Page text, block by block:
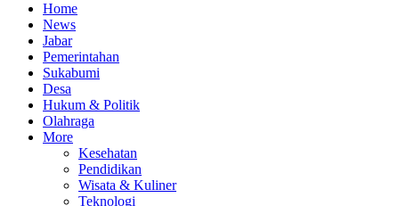
Home
News
Jabar
Pemerintahan
Sukabumi
Desa
Hukum & Politik
Olahraga
More
Kesehatan
Pendidikan
Wisata & Kuliner
Teknologi